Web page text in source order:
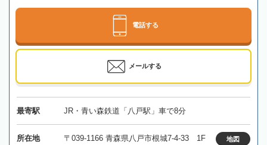
電話する
メールする
最寄駅 JR・青い森鉄道「八戸駅」車で8分
所在地 〒039-1166 青森県八戸市根城7-4-33 1F 地図